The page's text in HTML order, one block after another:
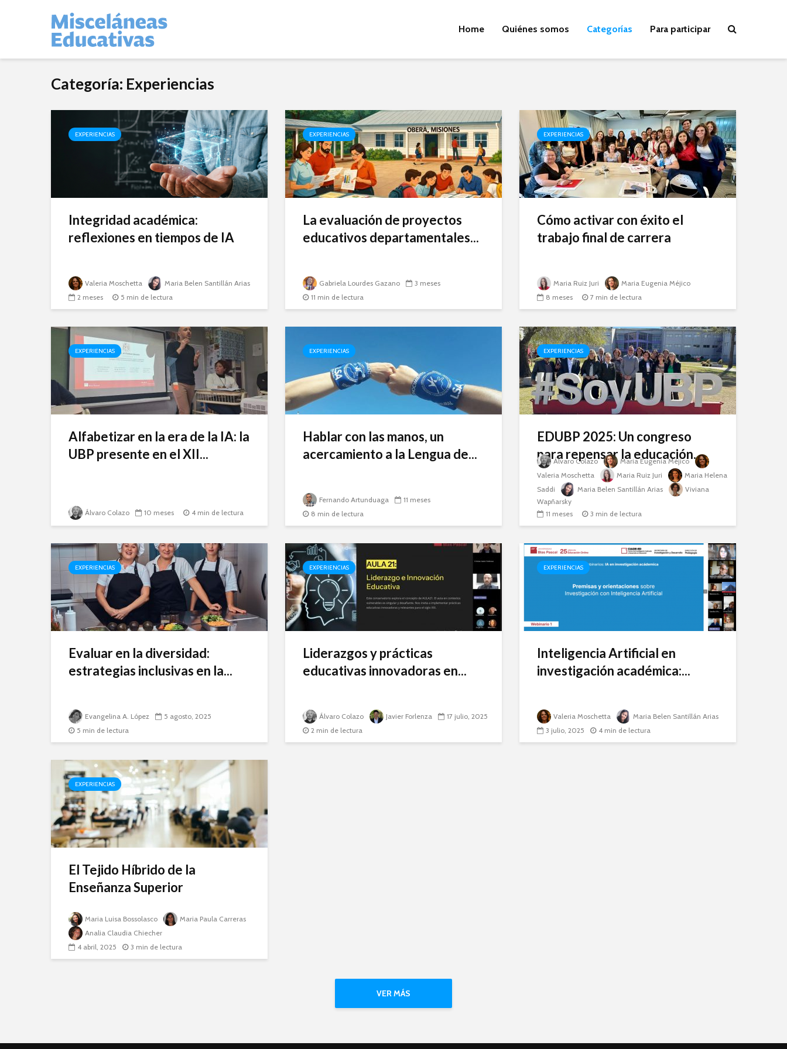
Home Quiénes somos Categorías Para participar
Categoría: Experiencias
EXPERIENCIAS
Integridad académica:
reflexiones en tiempos de IA
Valeria Moschetta
Maria Belen Santillán Arias
2 meses
5 min de lectura
EXPERIENCIAS
La evaluación de proyectos
educativos departamentales...
Gabriela Lourdes Gazano
3 meses
11 min de lectura
EXPERIENCIAS
Cómo activar con éxito el
trabajo final de carrera
Maria Ruiz Juri
Maria Eugenia Méjico
8 meses
7 min de lectura
EXPERIENCIAS
Alfabetizar en la era de la IA: la
UBP presente en el XII...
Álvaro Colazo 10 meses 4 min de lectura
EXPERIENCIAS
Hablar con las manos, un
acercamiento a la Lengua de...
Fernando Artunduaga
11 meses
8 min de lectura
EXPERIENCIAS
EDUBP 2025: Un congreso
para repensar la educación...
Álvaro Colazo
Maria Eugenia Méjico
Valeria Moschetta
Maria Ruiz Juri
Maria Helena
Saddi
Maria Belen Santillán Arias
Viviana
Wapñarsky
11 meses
3 min de lectura
EXPERIENCIAS
Evaluar en la diversidad:
estrategias inclusivas en la...
Evangelina A. López
5 agosto, 2025
5 min de lectura
EXPERIENCIAS
Liderazgos y prácticas
educativas innovadoras en...
Álvaro Colazo Javier Forlenza
17 julio, 2025
2 min de lectura
EXPERIENCIAS
Inteligencia Artificial en
investigación académica:...
Valeria Moschetta
Maria Belen Santillán Arias
3 julio, 2025
4 min de lectura
EXPERIENCIAS
El Tejido Híbrido de la
Enseñanza Superior
Maria Luisa Bossolasco
Maria Paula Carreras
Analia Claudia Chiecher
4 abril, 2025
3 min de lectura
VER MÁS